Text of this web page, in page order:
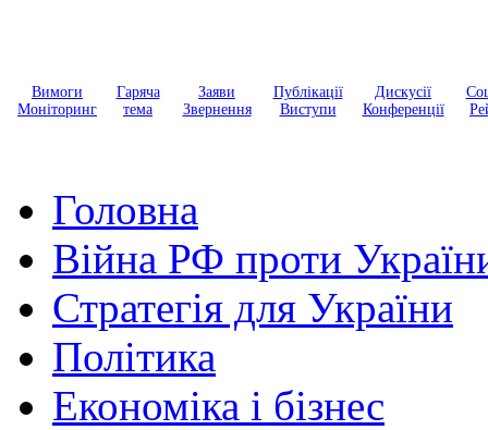
Вимоги
Моніторинг
Гаряча
тема
Заяви
Звернення
Публікації
Виступи
Дискусії
Конференції
Головна
Війна РФ проти
Стратегія для України
Політика
Економіка і бізнес